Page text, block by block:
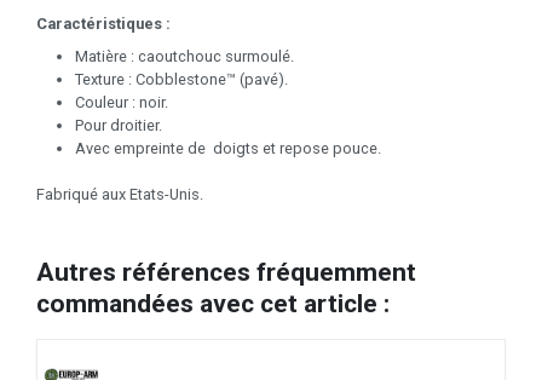
Caractéristiques :
Matière : caoutchouc surmoulé.
Texture : Cobblestone™ (pavé).
Couleur : noir.
Pour droitier.
Avec empreinte de doigts et repose pouce.
Fabriqué aux Etats-Unis.
Autres références fréquemment
commandées avec cet article :